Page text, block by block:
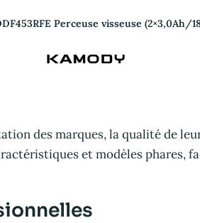
Perceuse visseuse (2×3,0Ah/
des marques, la qualité de
et modèles phares,